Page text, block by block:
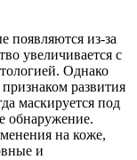
появляются из-за
увеличивается с
Однако
развития
маскируется под
обнаружение.
на коже,
и